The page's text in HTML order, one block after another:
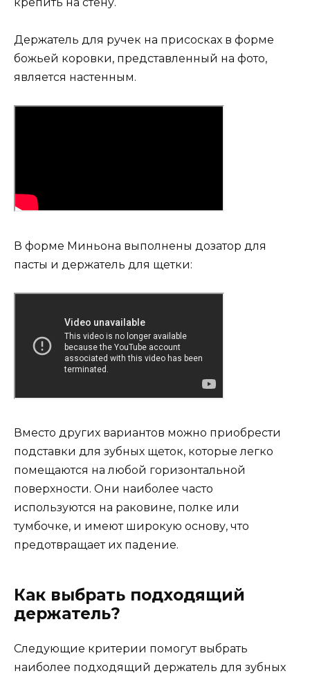
Держатель для ручек на присосках в форме
божьей коровки, представленный на фото,
является настенным.
В форме Миньона выполнены дозатор для
пасты и держатель для щетки:
Вместо других вариантов можно приобрести
подставки для зубных щеток, которые легко
помещаются на любой горизонтальной
поверхности. Они наиболее часто
используются на раковине, полке или
тумбочке, и имеют широкую основу, что
предотвращает их падение.
Как выбрать подходящий
держатель?
Следующие критерии помогут выбрать
наиболее подходящий держатель для зубных